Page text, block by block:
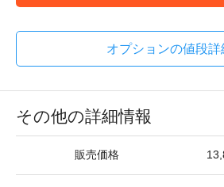
オプションの値段詳
その他の詳細情報
販売価格